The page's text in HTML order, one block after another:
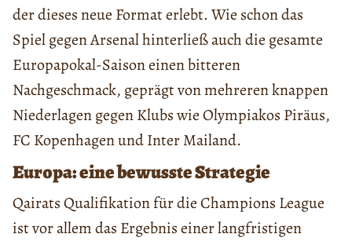
der dieses neue Format erlebt. Wie schon das
Spiel gegen Arsenal hinterließ auch die gesamte
Europapokal-Saison einen bitteren
Nachgeschmack, geprägt von mehreren knappen
Niederlagen gegen Klubs wie Olympiakos Piräus,
FC Kopenhagen und Inter Mailand.
Europa: eine bewusste Strategie
Qairats Qualifikation für die Champions League
ist vor allem das Ergebnis einer langfristigen